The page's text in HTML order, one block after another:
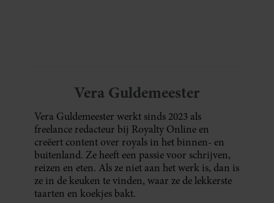
Vera Guldemeester
Vera Guldemeester werkt sinds 2023 als
freelance redacteur bij Royalty Online en
creëert content over royals in het binnen- en
buitenland. Ze heeft een passie voor schrijven,
reizen en eten. Als ze niet aan het werk is, dan is
ze in de keuken te vinden, waar ze de lekkerste
taarten en koekjes bakt.